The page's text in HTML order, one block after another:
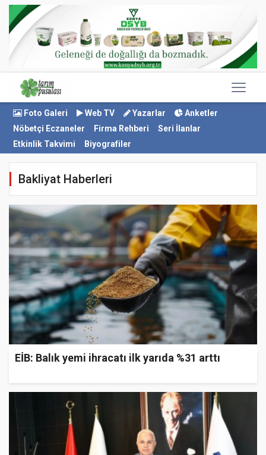
Foto Galeri Web TV Yazarlar
Anketler
Nöbetçi Eczaneler
Firma Rehberi
Seri İlanlar
Etkinlik Takvimi
Biyografiler
Bakliyat Haberleri
EİB: Balık yemi ihracatı ilk yarıda %31 arttı